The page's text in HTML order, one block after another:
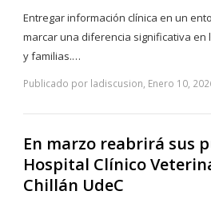
Entregar información clínica en un
marcar una diferencia significativa en
y familias.…
Publicado por ladiscusion, Enero 10,
En marzo reabrirá sus
Hospital Clínico
Chillán UdeC